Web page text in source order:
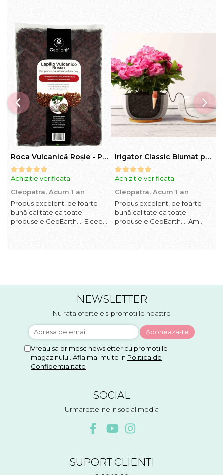
Roca Vulcanică Roșie - Pietriș pentru Drenaj, Aerare si Decorativ
Achizitie verificata
Cleopatra, Acum 1 an
Produs excelent, de foarte
bună calitate ca toate
produsele GebEarth.... E ceea
Irigator Classic Blumat pentru plante in ghiveci, debit 75ml pana la 125 ml/24 h
Achizitie verificata
Cleopatra, Acum 1 an
Produs excelent, de foarte
bună calitate ca toate
produsele GebEarth.... Am
NEWSLETTER
Nu rata ofertele si promotiile noastre
Vreau sa primesc newsletter cu promotiile
magazinului. Afla mai multe in Politica de
Confidentialitate
SOCIAL
Urmareste-ne in social media
SUPORT CLIENTI